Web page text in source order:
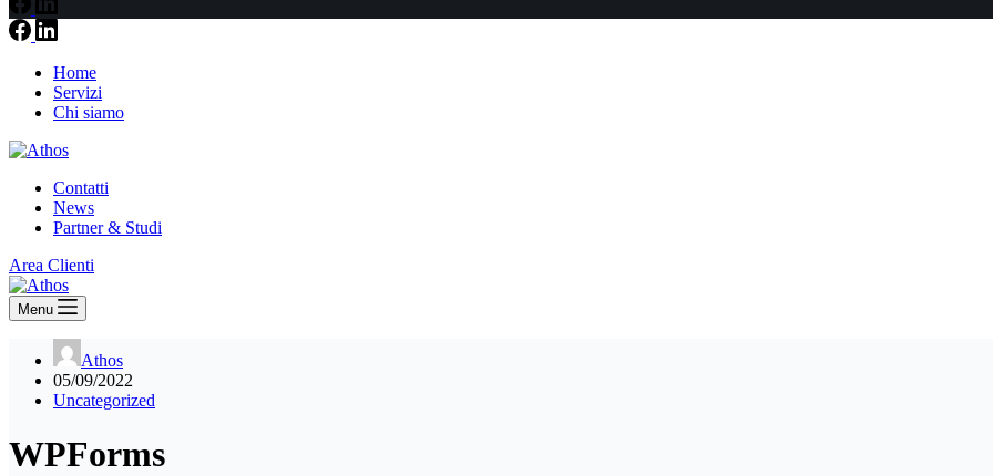
Home
Servizi
Chi siamo
Contatti
News
Partner & Studi
Area Clienti
Menu
Athos
05/09/2022
Uncategorized
WPForms